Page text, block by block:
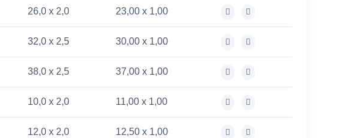
26,0 x 2,0 23,00 x 1,00
32,0 x 2,5 30,00 x 1,00
38,0 x 2,5 37,00 x 1,00
10,0 x 2,0 11,00 x 1,00
12,0 x 2,0 12,50 x 1,00